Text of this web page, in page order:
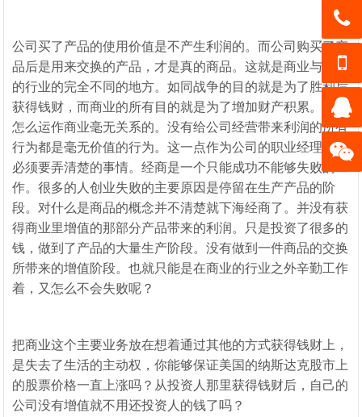
公司买了产品的使用价值是不产生利润的。而公司购买了产
品后是用来交换的产品，才是真的商品。这就是商业与其他
的行业的完全不同的地方。如同战争的目的就是为了胜利后
获得钱财，而商业的所有目的就是为了增加财产积累。与你
怎么运作商业毫无关系的。没有给公司经营带来利润的所有
行为都是毫无价值的行为。这一点作为公司的职业经理人是
必须要弄清楚的事情。经商是一个只能成功不能够失败的工
作。很多的人创业失败的主要原因是停留在生产产品的阶
段。对什么是商品的概念并不清楚就下海经商了。并没有获
得商业里增值的那部分产品带来的利润。只是投资了很多的
钱，做到了产品的大量生产阶段。没有做到一件商品的交换
所带来的增值阶段。也就只能是在商业的行业之外辛勤工作
着，又怎么不会失败呢？
把商业这个主要业务放在想着通过其他的方式获得钱财上，
是失去了生活的主动权，你能够保证美国的纳斯达克股市上
的股票价格一直上涨吗？从投资人那里获得钱财后，自己的
公司没有增值就不用还投资人的钱了吗？
0537-2
68900
133-55
18-779
联系Q
Q订购
加微信
客服